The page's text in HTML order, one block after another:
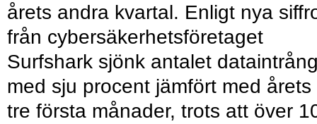
årets andra kvartal. Enligt nya
från cybersäkerhetsföretaget
Surfshark sjönk antalet
med sju procent jämfört med årets
tre första månader, trots att över